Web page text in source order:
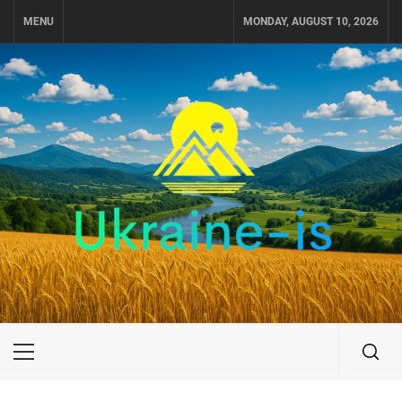
MENU MONDAY, AUGUST 10, 2026
UKRAINE-IS
ПОДОРОЖI ПО УКРАЇНІ
Primary